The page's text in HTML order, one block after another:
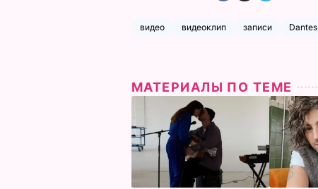
видео видеоклип записи Dantes
МАТЕРИАЛЫ ПО ТЕМЕ